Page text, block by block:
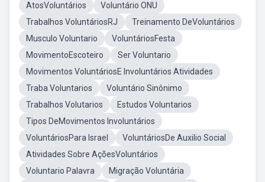
AtosVoluntários
Voluntário ONU
Trabalhos VoluntáriosRJ
Treinamento DeVoluntários
Musculo Voluntario
VoluntáriosFesta
MovimentoEscoteiro
Ser Voluntario
Movimentos VoluntáriosE Involuntários Atividades
Traba Voluntarios
Voluntário Sinônimo
Trabalhos Volutarios
Estudos Voluntarios
Tipos DeMovimentos Involuntários
VoluntáriosPara Israel
VoluntáriosDe Auxilio Social
Atividades Sobre AçõesVoluntários
Voluntario Palavra
Migração Voluntária